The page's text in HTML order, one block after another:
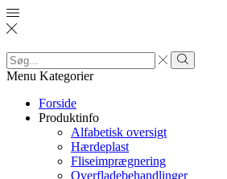
Search
input
Search
Menu Kategorier
Forside
Produktinfo
Alfabetisk oversigt
Hærdeplast
Fliseimprægnering
Overfladebehandlinger